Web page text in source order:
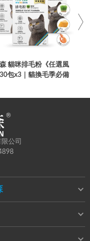
貓咪排毛粉《任選風
包x3｜貓換毛季必備
公司